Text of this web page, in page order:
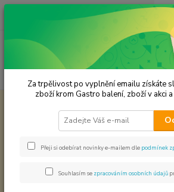
Zázvor sekaný granule
Za trpělivost po vyplnění emailu získáte
zboží krom Gastro balení, zboží v akci
Přeji si odebírat novinky e-mailem dle podmínek
Souhlasím se zpracováním osobních údajů